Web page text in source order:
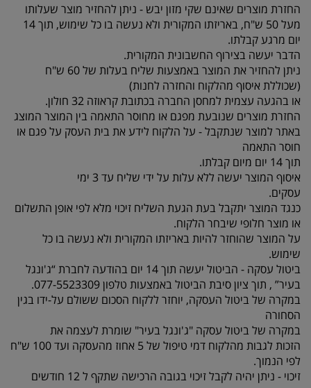
החזרת מוצרים שאינם שקי מזון יבש - ניתן להחזיר מוצר שעלותו
מעל 50 ש"ח, באריזתו המקורית ולא נעשה בו כל שימוש, תוך 14
יום מרגע קבלתו.
הדבר יעשה בצירוף החשבונית המקורית.
ניתן להחזיר את המוצר באמצעות שליח בעלות של 60 ש"ח
(שכוללת איסוף מהלקוח והחזרה לחנות)
או בהגעה עצמית למחסן החברה בכתובת קראוזה 32 חולון.
החזרת מוצרים שנובעת מפגם או מחוסר התאמה בין המוצר המוצג
באתר למוצר שנתקבל - על הלקוח לידע את בית העסק על פגם או
חוסר התאמה
תוך 14 יום מיום קבלתו.
איסוף המוצר יעשה ללא עלות על ידי שליח עד 3 ימי
עסקים.
כנגד המוצר יתקבל בעת הגעת השליח זיכוי מלא לפי אופן התשלום
או מוצר חלופי שיבחר הלקוח.
על המוצר שהוחזר להיות באריזתו המקורית ולא נעשה בו כל
שימוש.
ביטול עסקה - הביטול יעשה תוך 14 יום בהודעה לחברת “ג'ונגל
בעיר” , תוך ציון סיבת הביטול באמצעות טלפון 077-5523309.
במקרה של ביטול העסקה, יוחזר ללקוח הסכום ששולם על-ידו בגין
הסחורה
במקרה של ביטול עסקה "ג'ונגל בעיר" שומרת לעצמה את
הזכות לגבות מהלקוח דמי טיפול של 5 אחוז מהעסקה ועד 100 ש"ח
לפי הנמוך.
זיכוי - ניתן יהיה לקבל זיכוי בגובה הרכישה שתקף ל 12 חודשים